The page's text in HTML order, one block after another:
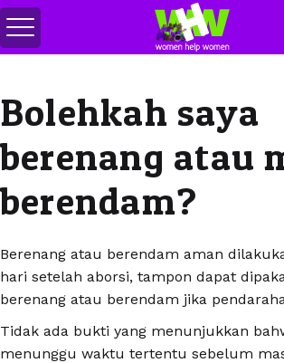
Alihkan
menu
Bolehkah saya
berenang atau
berendam?
Berenang atau berendam aman
hari setelah aborsi, tampon dapat
berenang atau berendam jika
Tidak ada bukti yang menunjukkan
menunggu waktu tertentu sebelum